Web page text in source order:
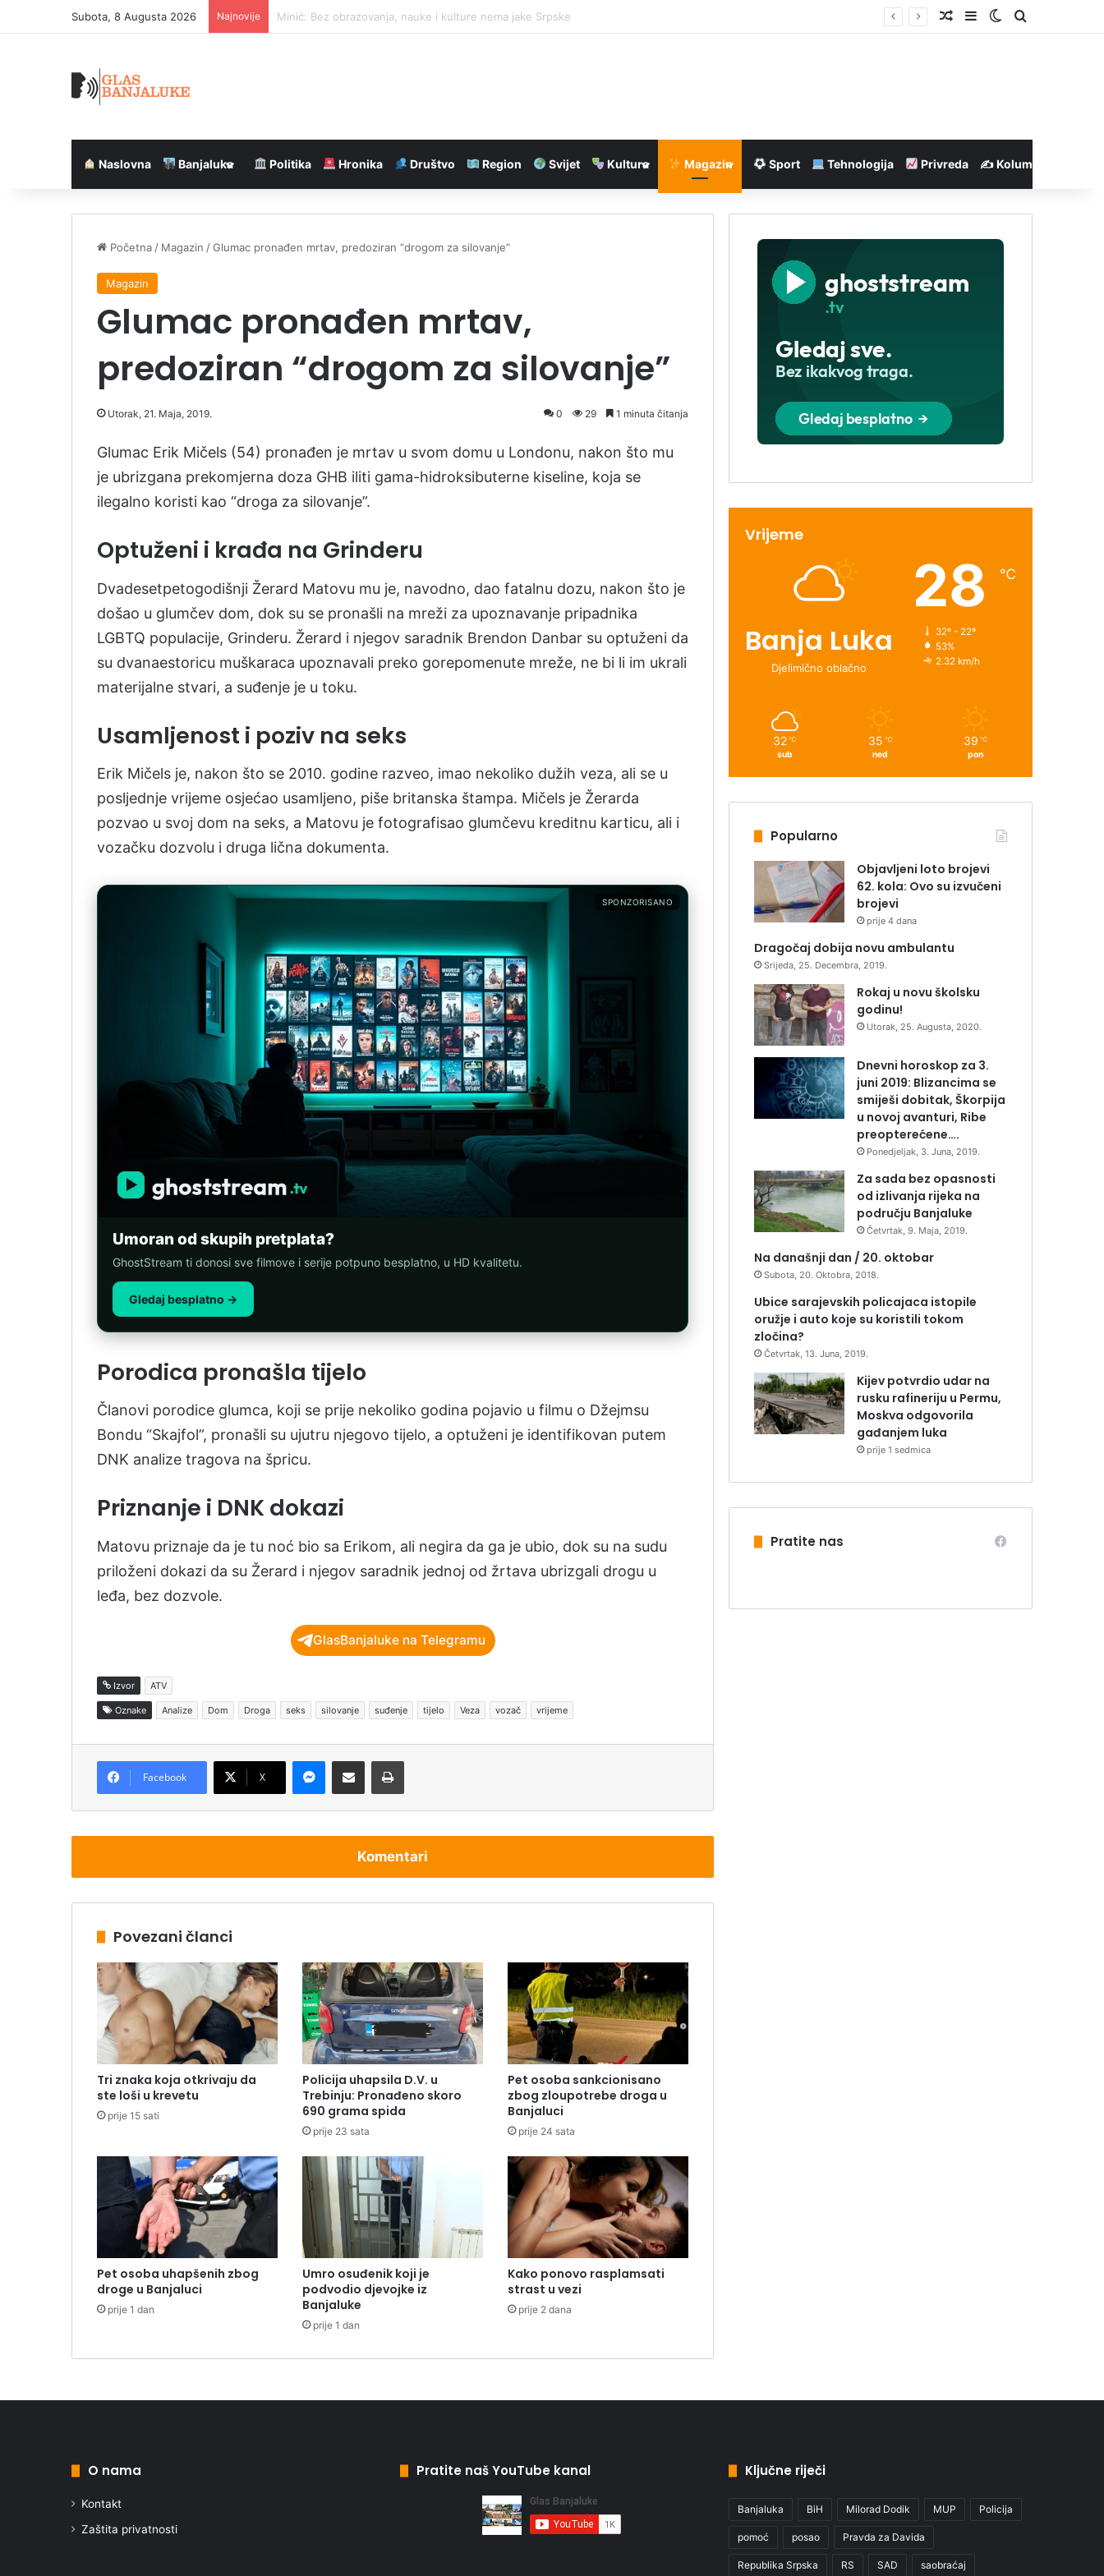
Subota, 8 Augusta 2026 Najnovije Žu-žu na Zlatiboru 40 dinara komad: Kilogram 2.000 dinara Nasumičan članak
SidebarSwitch skin
Pretraga
Naslovna Banjaluka Politika Hronika Društvo Region Svijet Kultura Magazin Sport Tehnologija Privreda ✍️ Kolumne
Početna / Magazin /Glumac pronađen mrtav, predoziran “drogom za silovanje”
Magazin
Glumac pronađen mrtav,
predoziran “drogom za silovanje”
Utorak, 21. Maja, 2019. 0 29 1 minuta čitanja
Glumac Erik Mičels (54) pronađen je mrtav u svom domu u Londonu, nakon što mu
je ubrizgana prekomjerna doza GHB iliti gama-hidroksibuterne kiseline, koja se
ilegalno koristi kao “droga za silovanje”.
Optuženi i krađa na Grinderu
Dvadesetpetogodišnji Žerard Matovu mu je, navodno, dao fatalnu dozu, nakon što je
došao u glumčev dom, dok su se pronašli na mreži za upoznavanje pripadnika
LGBTQ populacije, Grinderu. Žerard i njegov saradnik Brendon Danbar su optuženi da
su dvanaestoricu muškaraca upoznavali preko gorepomenute mreže, ne bi li im ukrali
materijalne stvari, a suđenje je u toku.
Usamljenost i poziv na seks
Erik Mičels je, nakon što se 2010. godine razveo, imao nekoliko dužih veza, ali se u
posljednje vrijeme osjećao usamljeno, piše britanska štampa. Mičels je Žerarda
pozvao u svoj dom na seks, a Matovu je fotografisao glumčevu kreditnu karticu, ali i
vozačku dozvolu i druga lična dokumenta.
SPONZORISANO
Umoran od skupih pretplata?
GhostStream ti donosi sve filmove i serije potpuno besplatno, u HD kvalitetu.
Gledaj besplatno →
Porodica pronašla tijelo
Članovi porodice glumca, koji se prije nekoliko godina pojavio u filmu o Džejmsu
Bondu “Skajfol”, pronašli su ujutru njegovo tijelo, a optuženi je identifikovan putem
DNK analize tragova na špricu.
Priznanje i DNK dokazi
Matovu priznaje da je tu noć bio sa Erikom, ali negira da ga je ubio, dok su na sudu
priloženi dokazi da su Žerard i njegov saradnik jednoj od žrtava ubrizgali drogu u
leđa, bez dozvole.
GlasBanjaluke na Telegramu
Izvor ATV
Oznake Analize Dom Droga seks silovanje suđenje tijelo Veza vozač vrijeme
Facebook X
Komentari
Povezani članci
Tri znaka koja otkrivaju da
ste loši u krevetu
prije 15 sati
Policija uhapsila D.V. u
Trebinju: Pronađeno skoro
690 grama spida
prije 23 sata
Pet osoba sankcionisano
zbog zloupotrebe droga u
Banjaluci
prije 24 sata
Pet osoba uhapšenih zbog
droge u Banjaluci
prije 1 dan
Umro osuđenik koji je
podvodio djevojke iz
Banjaluke
prije 1 dan
Kako ponovo rasplamsati
strast u vezi
prije 2 dana
Vrijeme
Banja Luka
Djelimično oblačno
28 ℃
32º - 22º
53%
2.32 km/h
32 ℃
sub
35 ℃
ned
39 ℃
pon
Popularno
Objavljeni loto brojevi
62. kola: Ovo su izvučeni
brojevi
prije 4 dana
Dragočaj dobija novu ambulantu
Srijeda, 25. Decembra, 2019.
Rokaj u novu školsku
godinu!
Utorak, 25. Augusta, 2020.
Dnevni horoskop za 3.
juni 2019: Blizancima se
smiješi dobitak, Škorpija
u novoj avanturi, Ribe
preopterećene….
Ponedjeljak, 3. Juna, 2019.
Za sada bez opasnosti
od izlivanja rijeka na
području Banjaluke
Četvrtak, 9. Maja, 2019.
Na današnji dan / 20. oktobar
Subota, 20. Oktobra, 2018.
Ubice sarajevskih policajaca istopile
oružje i auto koje su koristili tokom
zločina?
Četvrtak, 13. Juna, 2019.
Kijev potvrdio udar na
rusku rafineriju u Permu,
Moskva odgovorila
gađanjem luka
prije 1 sedmica
Pratite nas
O nama
Kontakt
Zaštita privatnosti
Pratite naš YouTube kanal Ključne riječi
Banjaluka BiH Milorad Dodik MUP Policija
pomoć posao Pravda za Davida
Republika Srpska RS SAD saobraćaj